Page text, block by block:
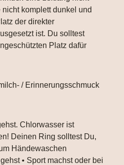
komplett dunkel und
der direkter
ist. Du solltest
Platz dafür
/ Erinnerungsschmuck
Chlorwasser ist
Deinen Ring solltest Du,
Händewaschen
• Sport machst oder bei